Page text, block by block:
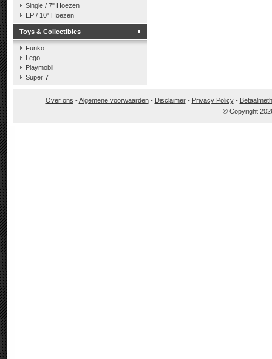
Single / 7" Hoezen
EP / 10" Hoezen
Toys & Collectibles
Funko
Lego
Playmobil
Super 7
Over ons -Algemene voorwaarden- Disclaimer- Privacy Policy-
© Copyright